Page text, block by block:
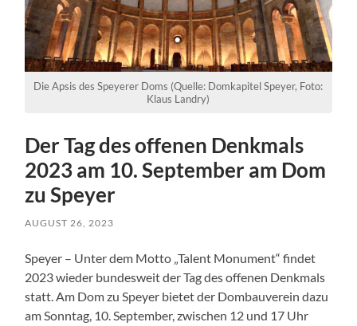
Die Apsis des Speyerer Doms (Quelle: Domkapitel Speyer, Foto:
Klaus Landry)
Der Tag des offenen Denkmals
2023 am 10. September am Dom
zu Speyer
AUGUST 26, 2023
Speyer – Unter dem Motto „Talent Monument“ findet
2023 wieder bundesweit der Tag des offenen Denkmals
statt. Am Dom zu Speyer bietet der Dombauverein dazu
am Sonntag, 10. September, zwischen 12 und 17 Uhr